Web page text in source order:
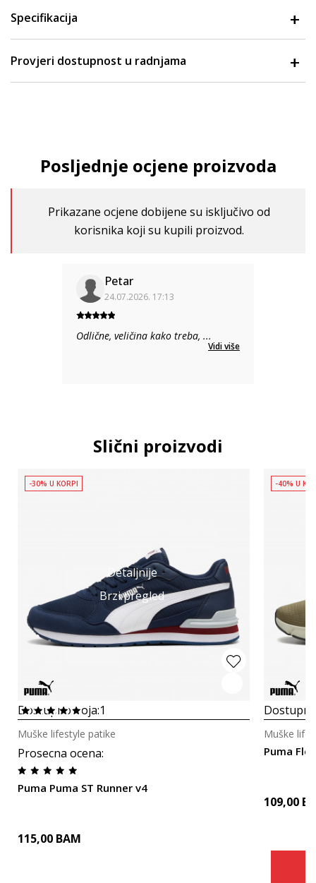
Specifikacija
Provjeri dostupnost u radnjama
Posljednje ocjene proizvoda
Prikazane ocjene dobijene su isključivo od
korisnika koji su kupili proizvod.
Petar
24.07.2026. 17:13
Odlične, veličina kako treba, ...
Vidi više
Slični proizvodi
Detaljnije
Brzi pregled
-30% U KORPI
Dostupno boja:1
Prosecna ocena:
Puma Puma ST Runner v4
Muške lifestyle patike
115,00 BAM
-40% U
Puma
Muške
109,00